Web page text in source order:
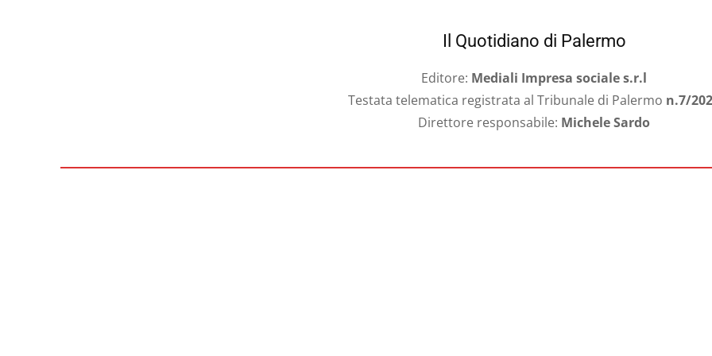
Il Quotidiano di Palermo
Editore: Mediali Impresa sociale s.r.l
Testata telematica registrata al Tribunale di Palermo n.7/
Direttore responsabile: Michele Sardo